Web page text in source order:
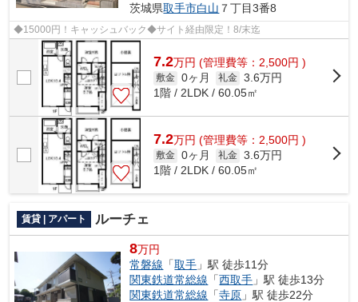
茨城県取手市白山 ７丁目3番8
◆15000円！キャッシュバック◆サイト経由限定！8/末迄
7.2万円 (管理費等：2,500円 )
敷金 0ヶ月 礼金 3.6万円
1階 / 2LDK / 60.05㎡
7.2万円 (管理費等：2,500円 )
敷金 0ヶ月 礼金 3.6万円
1階 / 2LDK / 60.05㎡
賃貸 | アパート ルーチェ
8万円
常磐線 「取手 」駅 徒歩11分
関東鉄道常総線 「西取手 」駅 徒歩13分
関東鉄道常総線 「寺原 」駅 徒歩22分